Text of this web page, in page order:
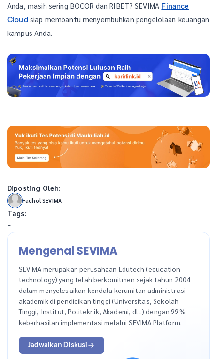
Anda, masih sering BOCOR dan RIBET? SEVIMA Finance
Cloudsiap membantu menyembuhkan pengelolaan keuangan
kampus Anda.
Diposting Oleh:
Fadhol SEVIMA
Tags:
-
Mengenal SEVIMA
SEVIMA merupakan perusahaan Edutech (education
technology) yang telah berkomitmen sejak tahun 2004
dalam menyelesaikan kendala kerumitan administrasi
akademik di pendidikan tinggi (Universitas, Sekolah
Tinggi, Institut, Politeknik, Akademi, dll.) dengan 99%
keberhasilan implementasi melalui SEVIMA Platform.
Jadwalkan Diskusi